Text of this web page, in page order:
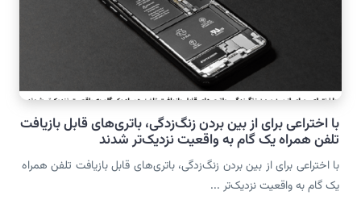
با اختراعی برای از بین بردن زنگ‌زدگی، باتری‌های قابل بازیافت
تلفن همراه یک گام به واقعیت نزدیک‌تر شدند
با اختراعی برای از بین بردن زنگ‌زدگی، باتری‌های قابل بازیافت تلفن همراه
یک گام به واقعیت نزدیک‌تر ...